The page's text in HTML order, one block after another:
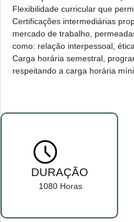
Flexibilidade curricular que
Certificações intermediárias
mercado de trabalho,
como: relação interpessoal,
Carga horária semestral,
respeitando a carga horária
DURAÇÃO
1080 Horas